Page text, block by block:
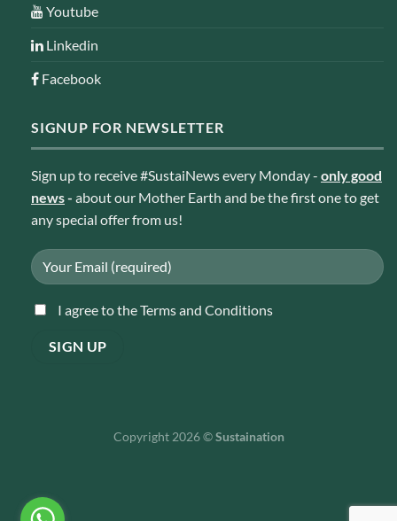
Youtube
Linkedin
Facebook
SIGNUP FOR NEWSLETTER
Sign up to receive #SustaiNews every Monday - only good
news- about our Mother Earth and be the first one to get
any special offer from us!
I agree to the Terms and Conditions
Copyright 2026 ©Sustaination